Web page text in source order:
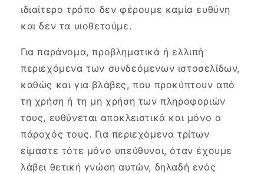
ιδιαίτερο τρόπο δεν φέρουμε καμία ευθύνη
και δεν τα υιοθετούμε.
Για παράνομα, προβληματικά ή ελλιπή
περιεχόμενα των συνδεόμενων ιστοσελίδων,
καθώς και για βλάβες, που προκύπτουν από
τη χρήση ή τη μη χρήση των πληροφοριών
τους, ευθύνεται αποκλειστικά και μόνο ο
πάροχός τους. Για περιεχόμενα τρίτων
είμαστε τότε μόνο υπεύθυνοι, όταν έχουμε
λάβει θετική γνώση αυτών, δηλαδή ενός